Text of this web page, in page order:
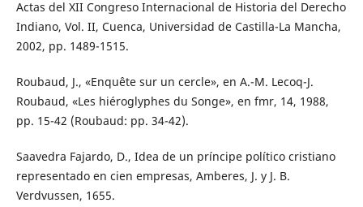
Actas del XII Congreso Internacional de Historia del Derecho
Indiano, Vol. II, Cuenca, Universidad de Castilla-La Mancha,
2002, pp. 1489-1515.
Roubaud, J., «Enquête sur un cercle», en A.-M. Lecoq-J.
Roubaud, «Les hiéroglyphes du Songe», en fmr, 14, 1988,
pp. 15-42 (Roubaud: pp. 34-42).
Saavedra Fajardo, D., Idea de un príncipe político cristiano
representado en cien empresas, Amberes, J. y J. B.
Verdvussen, 1655.